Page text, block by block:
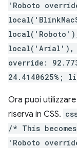
'Roboto
local('Arial'),
override:
24.4140625%;
Ora puoi utilizzare
riserva in CSS.
/* This
'Roboto